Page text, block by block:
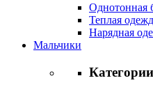
Однотонная
Теплая
Нарядная
Мальчики
Категории